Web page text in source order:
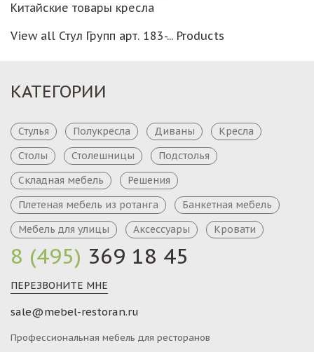
Китайские товары кресла
View all Стул Групп арт. 183-... Products
8 (495) 369 18 45
ПЕРЕЗВОНИТЕ МНЕ
sale@mebel-restoran.ru
Профессиональная мебель для ресторанов
КАТЕГОРИИ
Стулья Полукресла Диваны
Кресла
Столы
Столешницы
Подстолья
Складная мебель
Решения
Плетеная мебель из ротанга
Банкетная мебель
Мебель для улицы
Аксессуары Кровати